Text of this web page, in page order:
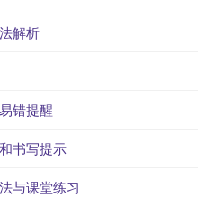
解析
错提醒
书写提示
与课堂练习